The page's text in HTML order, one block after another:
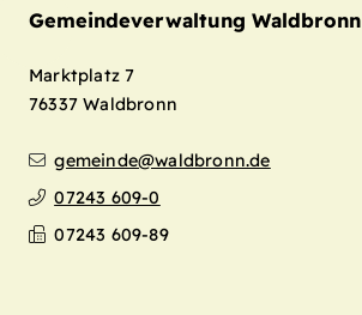
Gemeindeverwaltung Waldbronn
Marktplatz 7
76337 Waldbronn
gemeinde@waldbronn.de
07243 609-0
07243 609-89